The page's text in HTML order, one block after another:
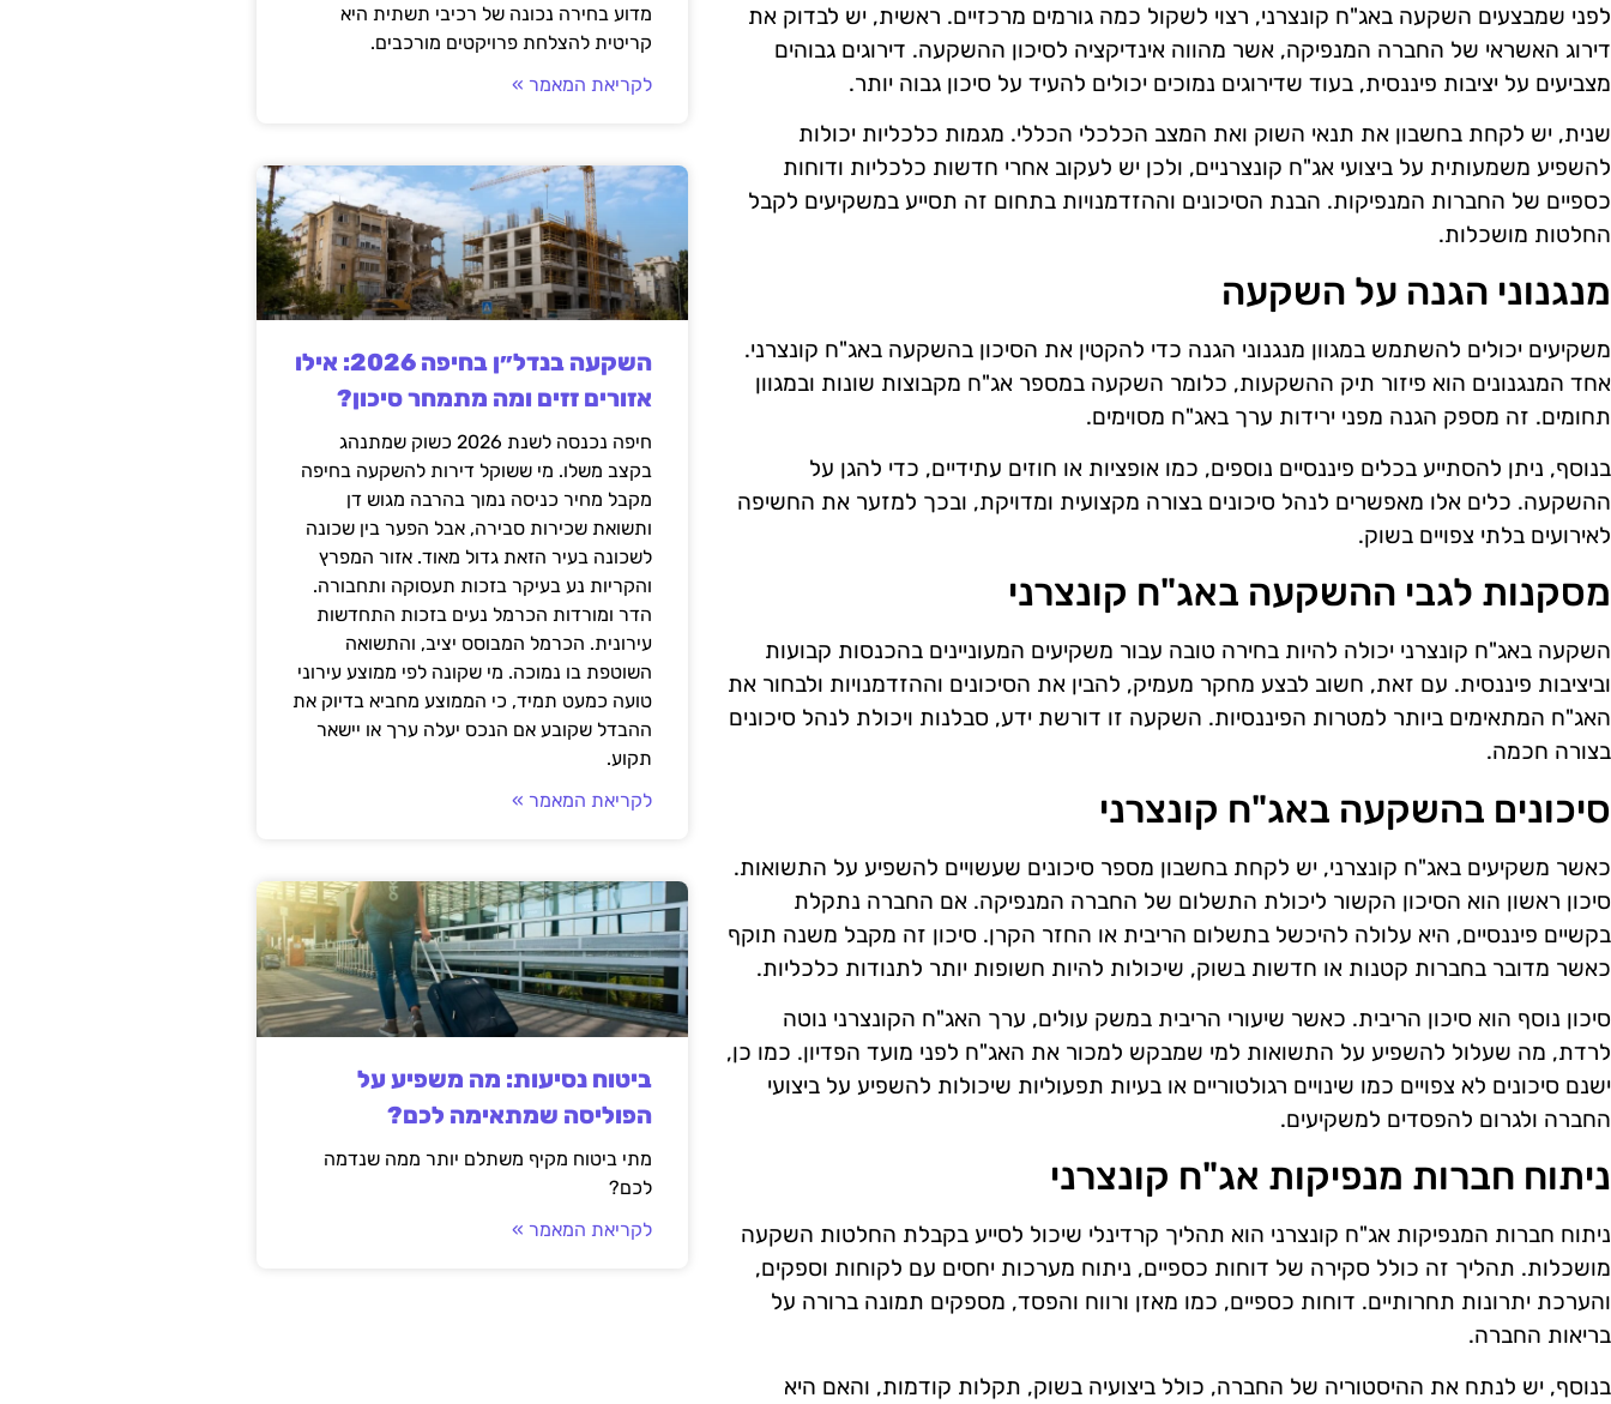
לפני שמבצעים השקעה באג"ח קונצרני, רצוי לשקול כמה גורמים מרכזיים. ראשית, יש לבדוק את
דירוג האשראי של החברה המנפיקה, אשר מהווה אינדיקציה לסיכון ההשקעה. דירוגים גבוהים
מצביעים על יציבות פיננסית, בעוד שדירוגים נמוכים יכולים להעיד על סיכון גבוה יותר.
שנית, יש לקחת בחשבון את תנאי השוק ואת המצב הכלכלי הכללי. מגמות כלכליות יכולות
להשפיע משמעותית על ביצועי אג"ח קונצרניים, ולכן יש לעקוב אחרי חדשות כלכליות ודוחות
כספיים של החברות המנפיקות. הבנת הסיכונים וההזדמנויות בתחום זה תסייע במשקיעים לקבל
החלטות מושכלות.
מנגנוני הגנה על השקעה
משקיעים יכולים להשתמש במגוון מנגנוני הגנה כדי להקטין את הסיכון בהשקעה באג"ח קונצרני.
אחד המנגנונים הוא פיזור תיק ההשקעות, כלומר השקעה במספר אג"ח מקבוצות שונות ובמגוון
תחומים. זה מספק הגנה מפני ירידות ערך באג"ח מסוימים.
בנוסף, ניתן להסתייע בכלים פיננסיים נוספים, כמו אופציות או חוזים עתידיים, כדי להגן על
ההשקעה. כלים אלו מאפשרים לנהל סיכונים בצורה מקצועית ומדויקת, ובכך למזער את החשיפה
לאירועים בלתי צפויים בשוק.
מסקנות לגבי ההשקעה באג"ח קונצרני
השקעה באג"ח קונצרני יכולה להיות בחירה טובה עבור משקיעים המעוניינים בהכנסות קבועות
וביציבות פיננסית. עם זאת, חשוב לבצע מחקר מעמיק, להבין את הסיכונים וההזדמנויות ולבחור את
האג"ח המתאימים ביותר למטרות הפיננסיות. השקעה זו דורשת ידע, סבלנות ויכולת לנהל סיכונים
בצורה חכמה.
סיכונים בהשקעה באג"ח קונצרני
כאשר משקיעים באג"ח קונצרני, יש לקחת בחשבון מספר סיכונים שעשויים להשפיע על התשואות.
סיכון ראשון הוא הסיכון הקשור ליכולת התשלום של החברה המנפיקה. אם החברה נתקלת
בקשיים פיננסיים, היא עלולה להיכשל בתשלום הריבית או החזר הקרן. סיכון זה מקבל משנה תוקף
כאשר מדובר בחברות קטנות או חדשות בשוק, שיכולות להיות חשופות יותר לתנודות כלכליות.
סיכון נוסף הוא סיכון הריבית. כאשר שיעורי הריבית במשק עולים, ערך האג"ח הקונצרני נוטה
לרדת, מה שעלול להשפיע על התשואות למי שמבקש למכור את האג"ח לפני מועד הפדיון. כמו כן,
ישנם סיכונים לא צפויים כמו שינויים רגולטוריים או בעיות תפעוליות שיכולות להשפיע על ביצועי
החברה ולגרום להפסדים למשקיעים.
ניתוח חברות מנפיקות אג"ח קונצרני
ניתוח חברות המנפיקות אג"ח קונצרני הוא תהליך קרדינלי שיכול לסייע בקבלת החלטות השקעה
מושכלות. תהליך זה כולל סקירה של דוחות כספיים, ניתוח מערכות יחסים עם לקוחות וספקים,
והערכת יתרונות תחרותיים. דוחות כספיים, כמו מאזן ורווח והפסד, מספקים תמונה ברורה על
בריאות החברה.
בנוסף, יש לנתח את ההיסטוריה של החברה, כולל ביצועיה בשוק, תקלות קודמות, והאם היא
מדוע בחירה נכונה של רכיבי תשתית היא
קריטית להצלחת פרויקטים מורכבים.
לקריאת המאמר »
השקעה בנדל״ן בחיפה 2026: אילו
אזורים זזים ומה מתמחר סיכון?
חיפה נכנסה לשנת 2026 כשוק שמתנהג
בקצב משלו. מי ששוקל דירות להשקעה בחיפה
מקבל מחיר כניסה נמוך בהרבה מגוש דן
ותשואת שכירות סבירה, אבל הפער בין שכונה
לשכונה בעיר הזאת גדול מאוד. אזור המפרץ
והקריות נע בעיקר בזכות תעסוקה ותחבורה.
הדר ומורדות הכרמל נעים בזכות התחדשות
עירונית. הכרמל המבוסס יציב, והתשואה
השוטפת בו נמוכה. מי שקונה לפי ממוצע עירוני
טועה כמעט תמיד, כי הממוצע מחביא בדיוק את
ההבדל שקובע אם הנכס יעלה ערך או יישאר
תקוע.
לקריאת המאמר »
ביטוח נסיעות: מה משפיע על
הפוליסה שמתאימה לכם?
מתי ביטוח מקיף משתלם יותר ממה שנדמה
לכם?
לקריאת המאמר »